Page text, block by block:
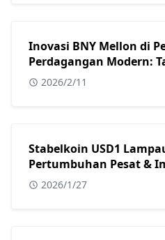
Inovasi BNY Mellon di
Perdagangan Modern:
2026/2/11
Stabelkoin USD1
Pertumbuhan Pesat &
2026/1/27